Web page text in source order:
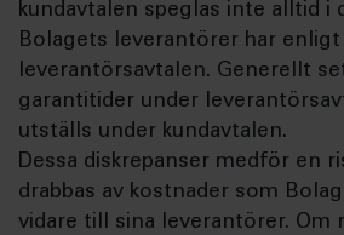
kundavtalen speglas inte alltid i
Bolagets leverantörer har enligt
leverantörsavtalen. Generellt
garantitider under
utställs under kundavtalen.
Dessa diskrepanser medför en
drabbas av kostnader som
vidare till sina leverantörer. Om